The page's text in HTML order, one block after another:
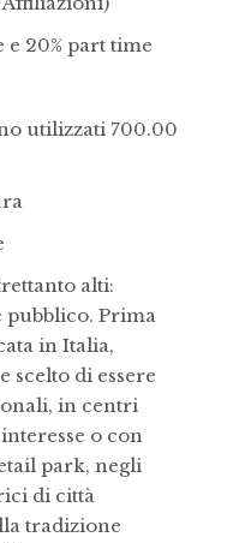
20% part time
utilizzati 700.00
alti:
pubblico. Prima
in Italia,
scelto di essere
in centri
o con
park, negli
di città
tradizione